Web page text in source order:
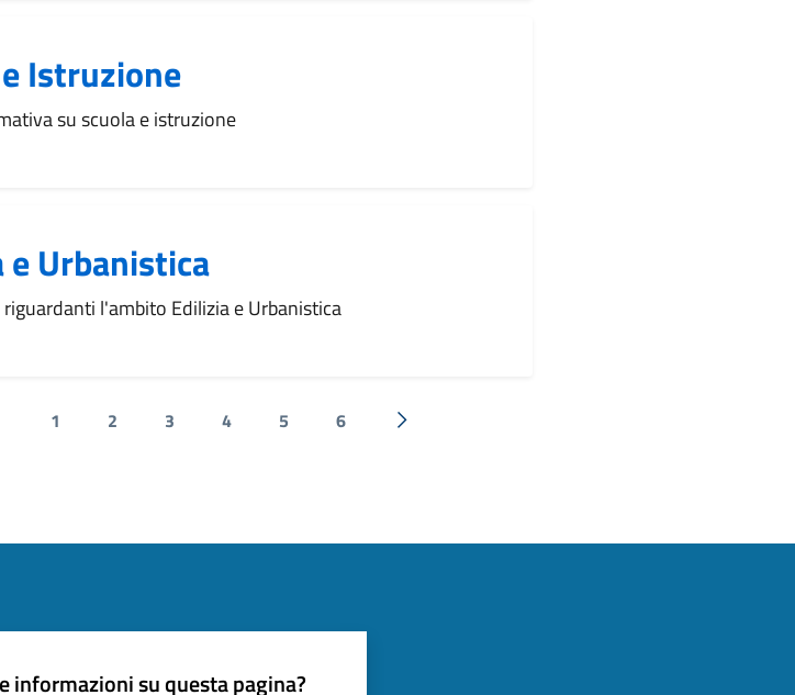
Istruzione
su scuola e istruzione
e Urbanistica
l'ambito Edilizia e Urbanistica
precedente
1 2 3 4 5 6
Successiva »
informazioni su questa pagina?